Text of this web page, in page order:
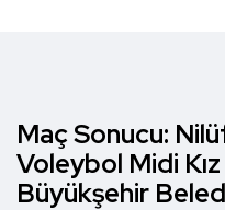
Maç Sonucu:
Voleybol Midi
Büyükşehir